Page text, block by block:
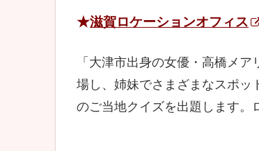
★滋賀ロケーションオフィス
「大津市出身の女優・高橋メ
場し、姉妹でさまざまなスポッ
のご当地クイズを出題します。